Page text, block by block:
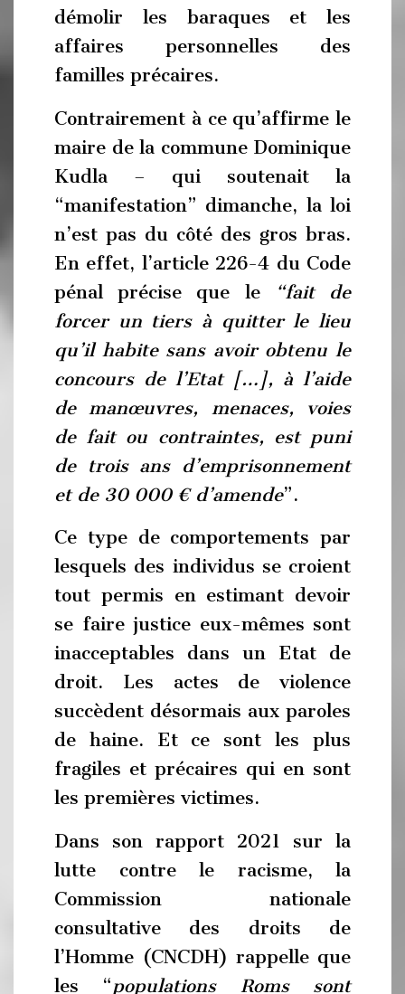
démolir les baraques et les
affaires personnelles des
familles précaires.
Contrairement à ce qu’affirme le
maire de la commune Dominique
Kudla – qui soutenait la
“manifestation” dimanche, la loi
n’est pas du côté des gros bras.
En effet, l’article 226-4 du Code
pénal précise que le
“fait de
forcer un tiers à quitter le lieu
qu’il habite sans avoir obtenu le
concours de l’Etat […], à l’aide
de manœuvres, menaces, voies
de fait ou contraintes, est puni
de trois ans d’emprisonnement
et de 30 000 € d’amende”.
Ce type de comportements par
lesquels des individus se croient
tout permis en estimant devoir
se faire justice eux-mêmes sont
inacceptables dans un Etat de
droit. Les actes de violence
succèdent désormais aux paroles
de haine. Et ce sont les plus
fragiles et précaires qui en sont
les premières victimes.
Dans son rapport 2021 sur la
lutte contre le racisme, la
Commission nationale
consultative des droits de
l’Homme (CNCDH) rappelle que
les “populations Roms sont